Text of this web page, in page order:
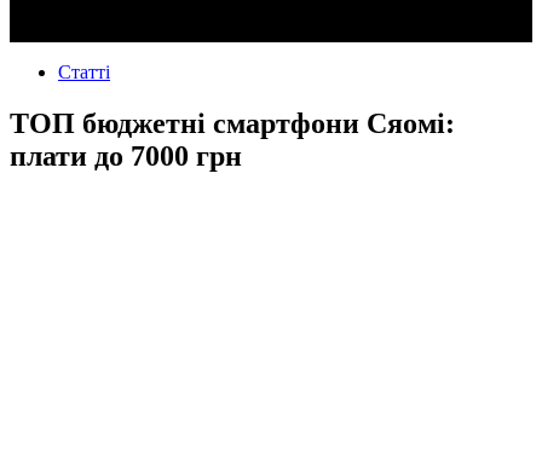
Статті
ТОП бюджетні смартфони Сяомі:
плати до 7000 грн